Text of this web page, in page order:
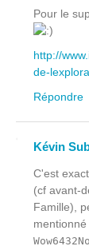
Pour le
http://
de-
Répondre
Kévin
C'est
(cf avant-
Famille),